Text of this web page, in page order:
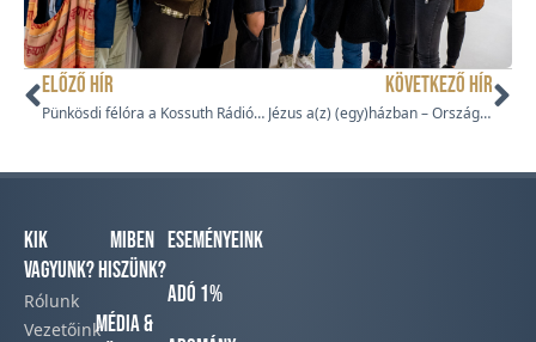
ELŐZŐ HÍR
Pünkösdi félóra a Kossuth Rádióban
KÖVETKEZŐ HÍR
Jézus a(z) (egy)házban – Országos Pünkösdi Konferencia 2024
Kik
vagyunk?
Rólunk
Vezetőink
Miben
hiszünk?
Média &
Eseményeink
Adó 1%